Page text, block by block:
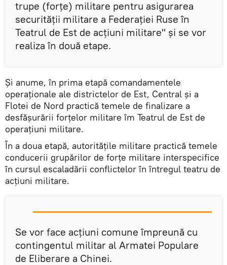
trupe (forţe) militare pentru asigurarea
securităţii militare a Federaţiei Ruse în
Teatrul de Est de acţiuni militare" şi se vor
realiza în două etape.
Şi anume, în prima etapă comandamentele
operaţionale ale districtelor de Est, Central şi a
Flotei de Nord practică temele de finalizare a
desfăşurării forţelor militare îm Teatrul de Est de
operaţiuni militare.
În a doua etapă, autoritățile militare practică temele
conducerii grupărilor de forțe militare interspecifice
în cursul escaladării conflictelor în întregul teatru de
acțiuni militare.
Se vor face acţiuni comune împreună cu
contingentul militar al Armatei Populare
de Eliberare a Chinei.